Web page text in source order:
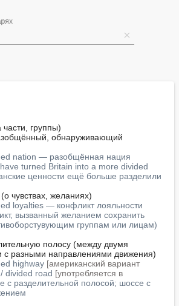
группы)
обнаруживающий
nation — разобщённая нация
turned Britain into a more divided
ценности ещё больше разделили
чувствах, желаниях)
loyalties — конфликт лояльности
вызванный желанием сохранить
группам или лицам)
полосу (между двумя
с разными направлениями движения)
highway [американский вариант
/ divided road [употребляется в
с разделительной полосой; шоссе с